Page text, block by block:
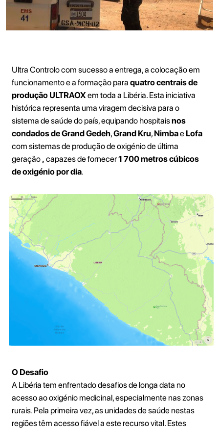
Ultra Controlo com sucesso a entrega, a colocação em
funcionamento e a formação para quatro centrais de
produção ULTRAOX em toda a Libéria. Esta iniciativa
histórica representa uma viragem decisiva para o
sistema de saúde do país, equipando hospitaisnos
condados deGrand Gedeh,Grand Kru, Nimbae Lofa
com sistemas de produção de oxigénio de última
geração , capazes de fornecer1 700 metros cúbicos
de oxigénio por dia.
O Desafio
A Libéria tem enfrentado desafios de longa data no
acesso ao oxigénio medicinal, especialmente nas zonas
rurais. Pela primeira vez, as unidades de saúde nestas
regiões têm acesso fiável a este recurso vital. Estes